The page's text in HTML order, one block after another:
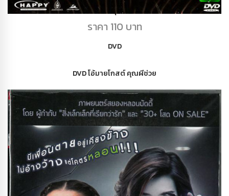
DVD พุ่มพวง
ราคา 110 บาท
DVD
DVD โอ้มายโกสต์ คุณผีช่วย